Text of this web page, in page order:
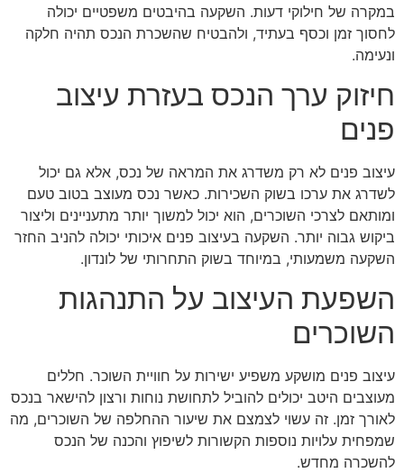
במקרה של חילוקי דעות. השקעה בהיבטים משפטיים יכולה
לחסוך זמן וכסף בעתיד, ולהבטיח שהשכרת הנכס תהיה חלקה
ונעימה.
חיזוק ערך הנכס בעזרת עיצוב
פנים
עיצוב פנים לא רק משדרג את המראה של נכס, אלא גם יכול
לשדרג את ערכו בשוק השכירות. כאשר נכס מעוצב בטוב טעם
ומותאם לצרכי השוכרים, הוא יכול למשוך יותר מתעניינים וליצור
ביקוש גבוה יותר. השקעה בעיצוב פנים איכותי יכולה להניב החזר
השקעה משמעותי, במיוחד בשוק התחרותי של לונדון.
השפעת העיצוב על התנהגות
השוכרים
עיצוב פנים מושקע משפיע ישירות על חוויית השוכר. חללים
מעוצבים היטב יכולים להוביל לתחושת נוחות ורצון להישאר בנכס
לאורך זמן. זה עשוי לצמצם את שיעור ההחלפה של השוכרים, מה
שמפחית עלויות נוספות הקשורות לשיפוץ והכנה של הנכס
להשכרה מחדש.